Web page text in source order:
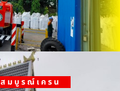
มบูรณ์เครน